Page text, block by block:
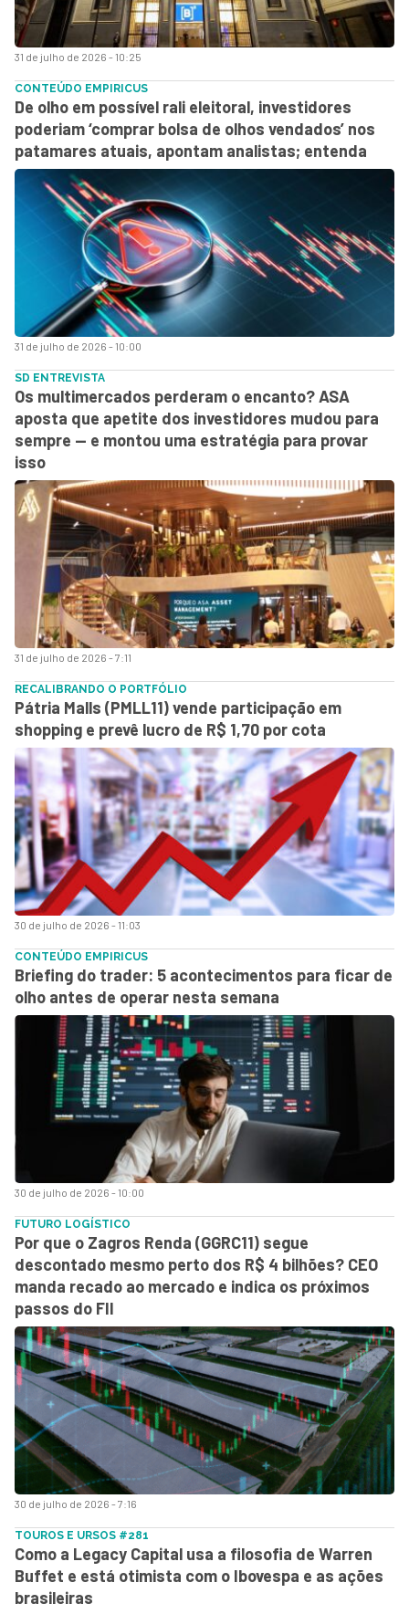
31 de julho de 2026 - 10:25
31 de julho de 2026 - 10:00
CONTEÚDO EMPIRICUS
De olho em possível rali eleitoral, investidores
poderiam ‘comprar bolsa de olhos vendados’ nos
patamares atuais, apontam analistas; entenda
31 de julho de 2026 - 7:11
SD ENTREVISTA
Os multimercados perderam o encanto? ASA
aposta que apetite dos investidores mudou para
sempre — e montou uma estratégia para provar
isso
30 de julho de 2026 - 11:03
RECALIBRANDO O PORTFÓLIO
Pátria Malls (PMLL11) vende participação em
shopping e prevê lucro de R$ 1,70 por cota
30 de julho de 2026 - 10:00
CONTEÚDO EMPIRICUS
Briefing do trader: 5 acontecimentos para ficar de
olho antes de operar nesta semana
30 de julho de 2026 - 7:16
FUTURO LOGÍSTICO
Por que o Zagros Renda (GGRC11) segue
descontado mesmo perto dos R$ 4 bilhões? CEO
manda recado ao mercado e indica os próximos
passos do FII
TOUROS E URSOS #281
Como a Legacy Capital usa a filosofia de Warren
Buffet e está otimista com o Ibovespa e as ações
brasileiras